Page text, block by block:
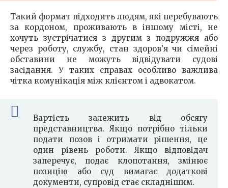
Такий формат підходить людям, які перебувають
за кордоном, проживають в іншому місті, не
хочуть зустрічатися з другим з подружжя або
через роботу, службу, стан здоров’я чи сімейні
обставини не можуть відвідувати судові
засідання. У таких справах особливо важлива
чітка комунікація між клієнтом і адвокатом.
Вартість залежить від обсягу
представництва. Якщо потрібно тільки
подати позов і отримати рішення, це
один рівень роботи. Якщо відповідач
заперечує, подає клопотання, змінює
позицію або суд вимагає додаткові
документи, супровід стає складнішим.